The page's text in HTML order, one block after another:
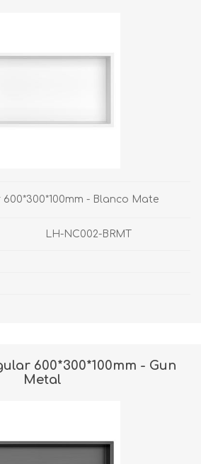
- Blanco Mate
LH-NC002-BRMT
600*300*100mm - Gun
Metal